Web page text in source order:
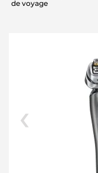
de voyage